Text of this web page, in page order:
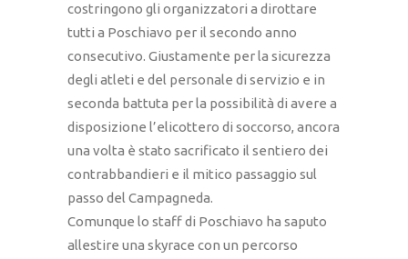
costringono gli organizzatori a dirottare
tutti a Poschiavo per il secondo anno
consecutivo. Giustamente per la sicurezza
degli atleti e del personale di servizio e in
seconda battuta per la possibilità di avere a
disposizione l’elicottero di soccorso, ancora
una volta è stato sacrificato il sentiero dei
contrabbandieri e il mitico passaggio sul
passo del Campagneda.
Comunque lo staff di Poschiavo ha saputo
allestire una skyrace con un percorso